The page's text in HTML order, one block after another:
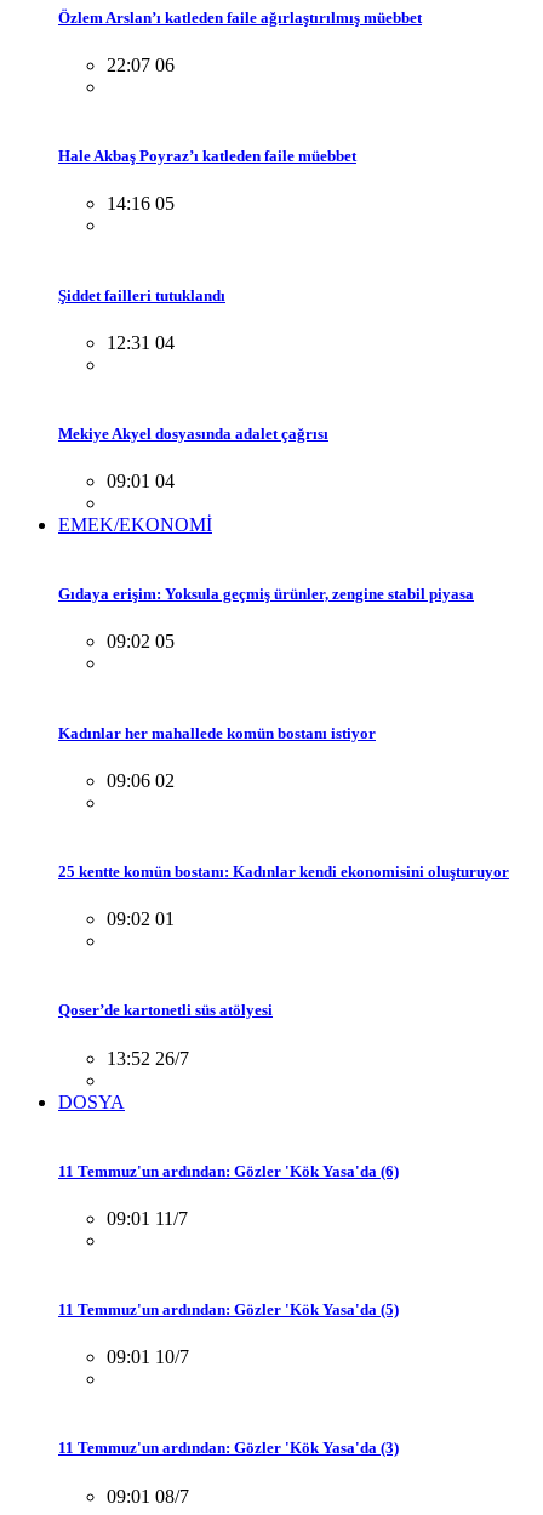
Özlem Arslan’ı katleden faile ağırlaştırılmış müebbet
22:07 06
Hale Akbaş Poyraz’ı katleden faile müebbet
14:16 05
Şiddet failleri tutuklandı
12:31 04
Mekiye Akyel dosyasında adalet çağrısı
09:01 04
EMEK/EKONOMİ
Gıdaya erişim: Yoksula geçmiş ürünler, zengine stabil piyasa
09:02 05
Kadınlar her mahallede komün bostanı istiyor
09:06 02
25 kentte komün bostanı: Kadınlar kendi ekonomisini oluşturuyor
09:02 01
Qoser’de kartonetli süs atölyesi
13:52 26/7
DOSYA
11 Temmuz'un ardından: Gözler 'Kök Yasa'da (6)
09:01 11/7
11 Temmuz'un ardından: Gözler 'Kök Yasa'da (5)
09:01 10/7
11 Temmuz'un ardından: Gözler 'Kök Yasa'da (3)
09:01 08/7